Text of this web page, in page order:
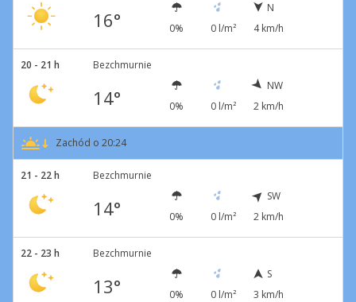
16° 0% 0 l/m²
N
4 km/h
20 - 21 h Bezchmurnie
14° 0% 0 l/m²
NW
2 km/h
Zachód o 20:24
21 - 22 h Bezchmurnie
14° 0% 0 l/m²
SW
2 km/h
22 - 23 h Bezchmurnie
13° 0% 0 l/m²
S
3 km/h